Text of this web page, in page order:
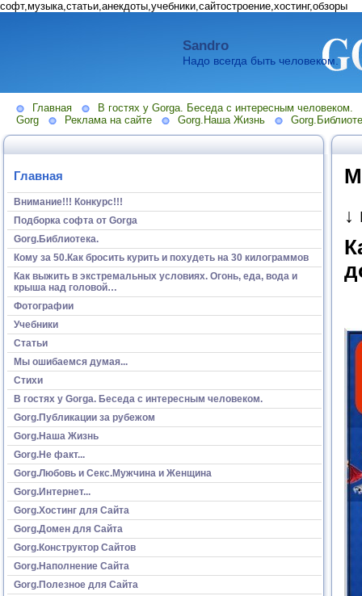
софт,музыка,статьи,анекдоты,учебники,сайтостроение,хостинг,обзоры
Sandro
Надо всегда быть человеком.
Главная
В гостях у Gorga. Беседа с интересным человеком.
Gorg
Реклама на сайте Gorg.Наша Жизнь
Главная
Внимание!!! Конкурс!!!
Подборка софта от Gorga
Gorg.Библиотека.
Кому за 50.Как бросить курить и похудеть на 30 килограммов
Как выжить в экстремальных условиях. Огонь, еда, вода и
крыша над головой…
Фотографии
Учебники
Статьи
Мы ошибаемся думая...
Стихи
В гостях у Gorga. Беседа с интересным человеком.
Gorg.Публикации за рубежом
Gorg.Наша Жизнь
Gorg.Не факт...
Gorg.Любовь и Секс.Мужчина и Женщина
Gorg.Интернет...
Gorg.Хостинг для Сайта
Gorg.Домен для Сайта
Gorg.Конструктор Сайтов
Gorg.Наполнение Сайта
Gorg.Полезное для Сайта